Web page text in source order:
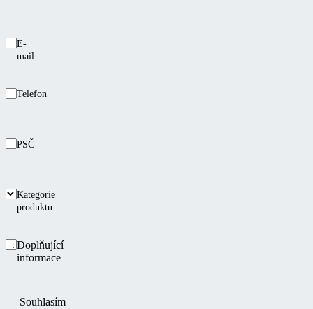
E-
mail
Telefon
PSČ
Kategorie
produktu
Doplňující
informace
Souhlasím